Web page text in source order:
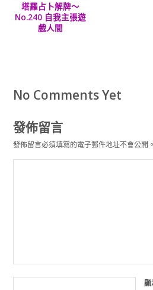
塔羅占卜解牌～
No.240 自我主張遊
戲人間
No Comments Yet
發佈留言
發佈留言必須填寫的電子郵件地址不會公開。
顯